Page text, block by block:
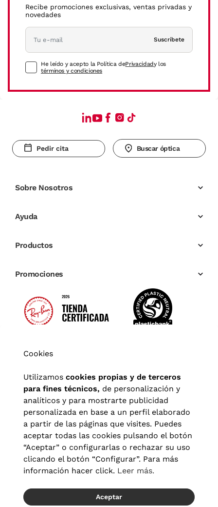
Recibe promociones exclusivas, ventas privadas y
novedades
Suscríbete
He leído y acepto la Política dePrivacidady los
términos y condiciones
Pedir cita Buscar óptica
Sobre Nosotros
Ayuda
Productos
Promociones
Aviso legal| Política de privacidad Términos y condiciones
Política de cookies|Configuración de cookies
© 2026 Visionlab España
Cookies
Utilizamos cookies propias y de terceros
para fines técnicos, de personalización y
analíticos y para mostrarte publicidad
personalizada en base a un perfil elaborado
a partir de las páginas que visites. Puedes
aceptar todas las cookies pulsando el botón
“Aceptar” o configurarlas o rechazar su uso
clicando el botón “Configurar”. Para más
información hacer click. Leer más.
Aceptar